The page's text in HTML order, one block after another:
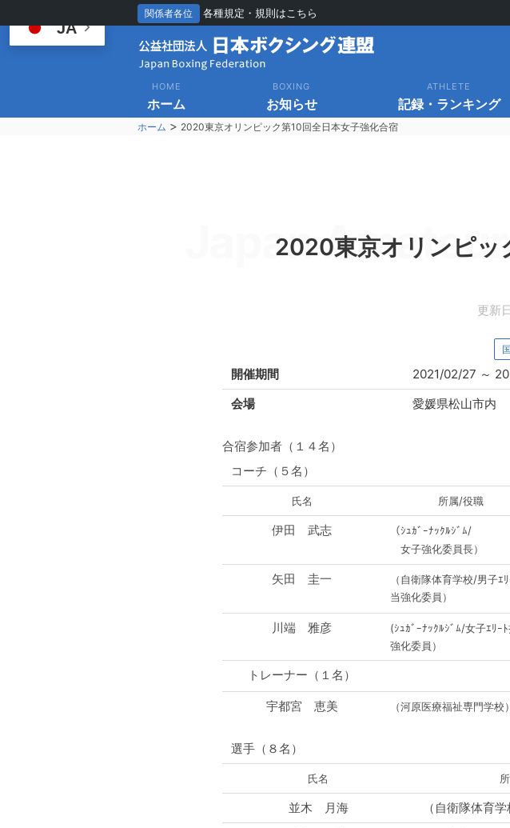
関係者各位 各種規定・規則はこちら
HOME
ホーム
BOXING
お知らせ
ATHLETE
記録・ランキング
ホーム > 2020東京オリンピック第10回全日本女子強化合宿
Japan2020東京オリンピッ
更新
開催期間 2021/02/27 ～
会場
愛媛県松山市内
合宿参加者（１４名）
コーチ（５名）
氏名 所属/役職
伊田 武志
（ｼｭｶﾞｰﾅｯｸﾙｼﾞﾑ/
女子強化委員長）
矢田 圭一
（自衛隊体育学校/男子ｴ
当強化委員）
川端 雅彦
(ｼｭｶﾞｰﾅｯｸﾙｼﾞﾑ/女子ｴﾘｰﾄ
強化委員）
トレーナー（１名）
宇都宮 恵美 （河原医療福祉専門学校）
選手（８名）
氏名
並木 月海 （自衛隊体育学
JA